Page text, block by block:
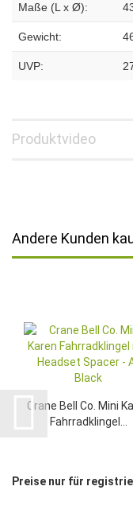
Maße (L x Ø):
Gewicht:
UVP:
Produktvideo
Andere Kunden
Crane Bell Co. Mini
Fahrradklingel...
Preise nur für